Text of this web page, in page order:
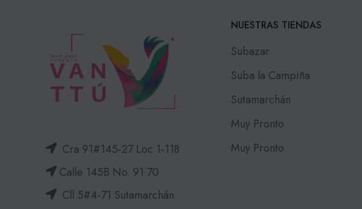
Cra 91#145-27 Loc 1-118
Calle 145B No. 91 70
Cll 5#4-71 Sutamarchán
NUESTRAS TIENDAS
Subazar
Suba la Campiña
Sutamarchán
Muy Pronto
Muy Pronto